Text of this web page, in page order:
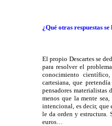
¿Qué otras respuestas
El propio Descartes se
para resolver el
conocimiento
cartesiana, que
pensadores
menos que la mente
intencional, es decir, que
le da orden y estructura.
euros…